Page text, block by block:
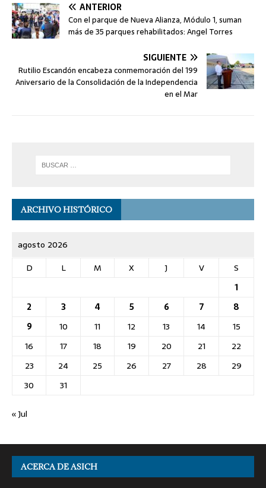
ANTERIOR
Con el parque de Nueva Alianza, Módulo 1, suman
más de 35 parques rehabilitados: Angel Torres
SIGUIENTE
Rutilio Escandón encabeza conmemoración del 199
Aniversario de la Consolidación de la Independencia
en el Mar
ARCHIVO HISTÓRICO
agosto 2026
D
L M X J V
S
1
2
3 4 5 6 7
8
9
10 11 12 13 14
15
16
17 18 19 20 21
22
23
24 25 26 27 28
29
30
31
« Jul
ACERCA DE ASICH